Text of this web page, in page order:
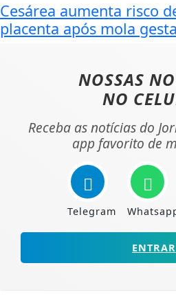
Cesárea aumenta risco
placenta após mola
NOSSAS
NO
Receba as notícias do
app favorito de
Telegram
ENTRAR